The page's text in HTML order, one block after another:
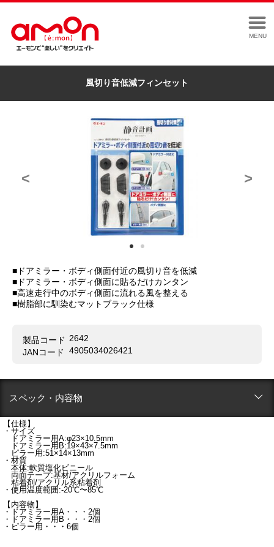
MENU
風切り音低減フィンセット
< >
■ドアミラー・ボディ側面付近の風切り音を低減
■ドアミラー・ボディ側面に貼るだけカンタン
■高速走行中のボディ側面に流れる風を整える
■樹脂部に馴染むマットブラック仕様
製品コード 2642
JANコード
4905034026421
スペック・内容物
【仕様】
・サイズ
ドアミラー用A:φ23×10.5mm
ドアミラー用B:19×43×7.5mm
ピラー用:51×14×13mm
・材質
本体:軟質塩化ビニール
両面テープ:基材/アクリルフォーム
粘着剤/アクリル系粘着剤
・使用温度範囲:-20℃〜85℃
【内容物】
・ドアミラー用A・・・2個
・ドアミラー用B・・・2個
・ピラー用・・・6個